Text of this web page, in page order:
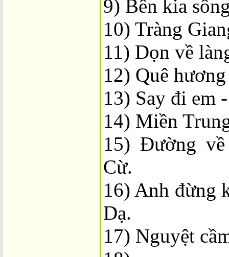
9) Bên kia
10) Tràng
11) Dọn về
12) Quê
13) Say đi em
14) Miền
15) Đường
Cừ.
16) Anh đừng
Dạ.
17) Nguyệt